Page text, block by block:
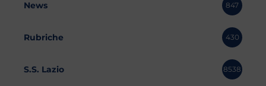
News 847
Rubriche 430
S.S. Lazio 8538